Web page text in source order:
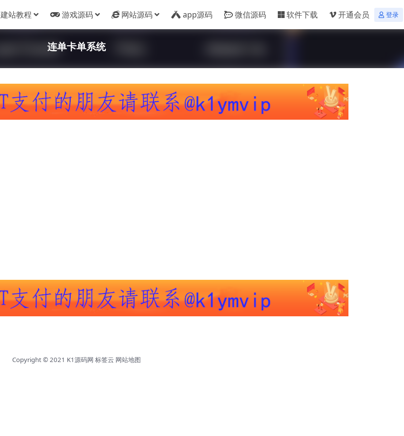
建站教程 游戏源码 网站源码 app源码 微信源码 软件下载 开通会员 登录
连单卡单系统
Copyright © 2021 K1源码网 标签云 网站地图